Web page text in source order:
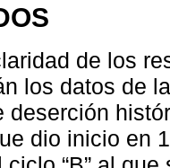
de los
los datos de
deserción
dio inicio en